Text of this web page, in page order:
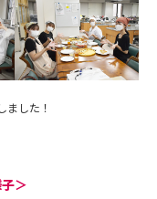
ました！
＞